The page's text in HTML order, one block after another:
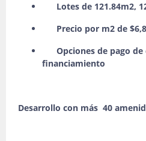
Lotes de 121.84m2,
Precio por m2 de
Opciones de pago de
financiamiento
Desarrollo con más 40